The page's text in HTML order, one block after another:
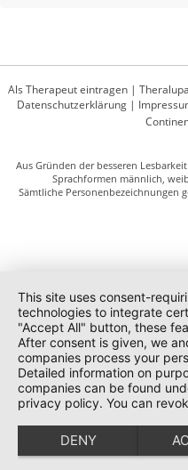
Als Therapeut eintragen |
Datenschutzerklärung|
Aus Gründen der besseren
Sprachformen männlich,
Sämtliche Personenbezeichnungen
This site uses consent-
technologies to integrate
"Accept All" button, these
After consent is given, we
companies process your
Detailed information on
companies can be found
privacy policy. You can
DENY